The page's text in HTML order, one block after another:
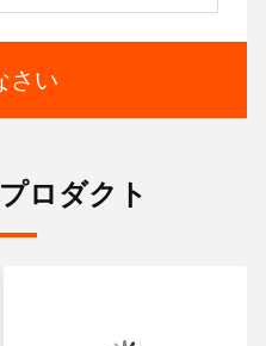
さい
ロダクト